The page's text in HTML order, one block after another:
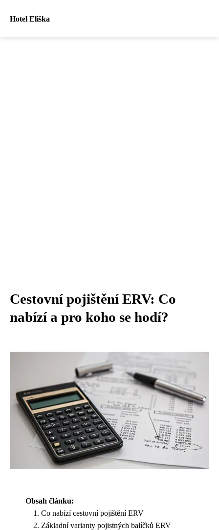
Hotel Eliška
Cestovní pojištění ERV: Co
nabízí a pro koho se hodí?
Obsah článku:
Co nabízí cestovní pojištění ERV
Základní varianty pojistných balíčků ERV